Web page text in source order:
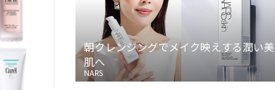
朝クレンジングでメイク映えする潤い美
肌へ
NARS